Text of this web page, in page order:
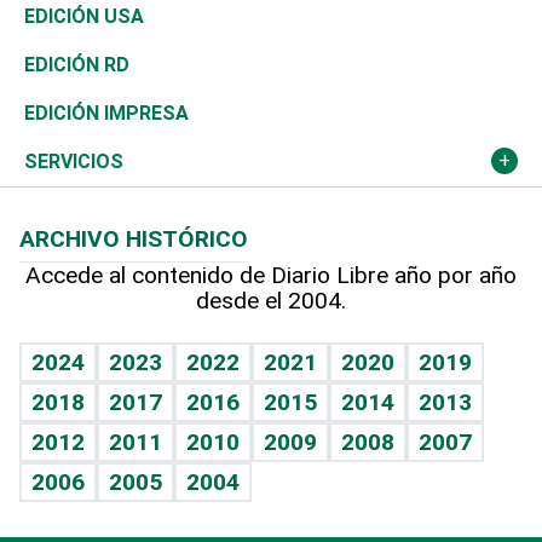
Reportajes
África
Ocenanía
Caribe
Resto del mundo
Vivienda
Telecom.
Global y variable
Economía personal
Buena Vida
Sociales
Novedades
Podcast Arte Libre
Hablando con el pediatra
Vida y familia
Eñe
Celebrando la vida
Sin complejos
Ciclismo
Tenis
Olimpismo
Más deportes
Línea de hit
TBT Deportivo
En Directo
El Espía
Noticiero Poteleche
Columnistas
Tecnología
Historia
Martes de tecnología
Cambio climático
Economía
Revista
Deportes
Opinión
Hecho en casa
Guía del dinero
EDICIÓN USA
EDICIÓN RD
EDICIÓN IMPRESA
SERVICIOS
Cumpleaños
Horóscopos
Crucigramas
ARCHIVO HISTÓRICO
Accede al contenido de Diario Libre año por año
desde el 2004.
2024 2023 2022 2021 2020
2019
2018
2017 2016 2015 2014
2013
2012
2011 2010 2009 2008
2007
2006
2005 2004